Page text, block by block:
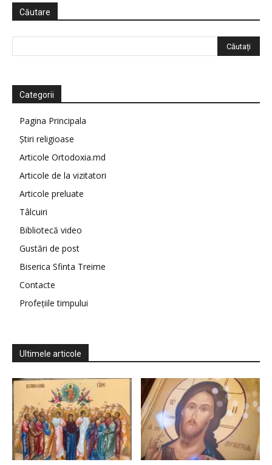
Căutare
Categorii
Pagina Principala
Știri religioase
Articole Ortodoxia.md
Articole de la vizitatori
Articole preluate
Tâlcuiri
Bibliotecă video
Gustări de post
Biserica Sfinta Treime
Contacte
Profețiile timpului
Ultimele articole